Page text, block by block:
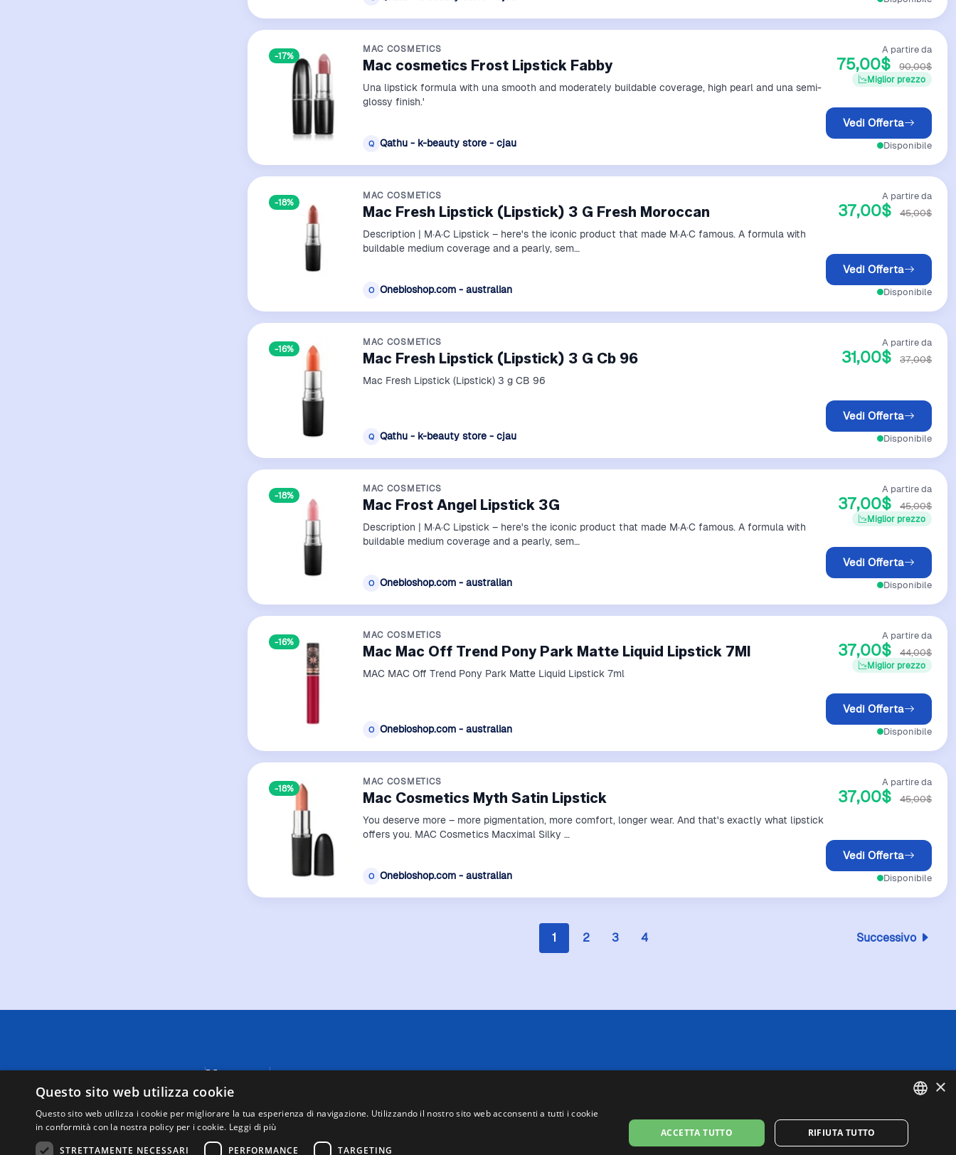
-17%
MAC COSMETICS
Mac cosmetics Frost Lipstick Fabby
Una lipstick formula with una smooth and moderately buildable coverage, high pearl and una semi-
glossy finish.'
Q Qathu - k-beauty store - cjau
A partire da
75,00$ 90,00$
Miglior prezzo
Vedi Offerta
Disponibile
-18%
MAC COSMETICS
Mac Fresh Lipstick (Lipstick) 3 G Fresh Moroccan
Description | M·A·C Lipstick – here's the iconic product that made M·A·C famous. A formula with
buildable medium coverage and a pearly, sem…
O Onebioshop.com - australian
A partire da
37,00$ 45,00$
Vedi Offerta
Disponibile
-16%
MAC COSMETICS
Mac Fresh Lipstick (Lipstick) 3 G Cb 96
Mac Fresh Lipstick (Lipstick) 3 g CB 96
Q Qathu - k-beauty store - cjau
A partire da
31,00$ 37,00$
Vedi Offerta
Disponibile
-18%
MAC COSMETICS
Mac Frost Angel Lipstick 3G
Description | M·A·C Lipstick – here's the iconic product that made M·A·C famous. A formula with
buildable medium coverage and a pearly, sem…
O Onebioshop.com - australian
A partire da
37,00$ 45,00$
Miglior prezzo
Vedi Offerta
Disponibile
-16%
MAC COSMETICS
Mac Mac Off Trend Pony Park Matte Liquid Lipstick 7Ml
MAC MAC Off Trend Pony Park Matte Liquid Lipstick 7ml
O Onebioshop.com - australian
A partire da
37,00$ 44,00$
Miglior prezzo
Vedi Offerta
Disponibile
-18%
MAC COSMETICS
Mac Cosmetics Myth Satin Lipstick
You deserve more – more pigmentation, more comfort, longer wear. And that's exactly what lipstick
offers you. MAC Cosmetics Macximal Silky …
O Onebioshop.com - australian
A partire da
37,00$ 45,00$
Vedi Offerta
Disponibile
1 2 3 4 Successivo
Menu
Negozi
Supporto
Mappa del
sito
A causa di limitazioni tecniche, Price Ninja non è sempre in grado di garantire l'esattezza o la completezza delle informazioni
tutte le tasse, ad eccezione dei veicoli nuovi (prezzi IVA inclusa, escluse spese di spedizione).
Questo sito partecipa al Programma Partner di eBay. Potremmo ricevere una commissione per gli acquisti idonei effettuati
tramite i link presenti su questa pagina.
ENGLISH
ITALIAN
×
Questo sito web utilizza cookie
Questo sito web utilizza i cookie per migliorare la tua esperienza di navigazione. Utilizzando il nostro sito web acconsenti a tutti i cookie
in conformità con la nostra policy per i cookie. Leggi di più
STRETTAMENTE NECESSARI
PERFORMANCE TARGETING
ACCETTA TUTTO RIFIUTA TUTTO